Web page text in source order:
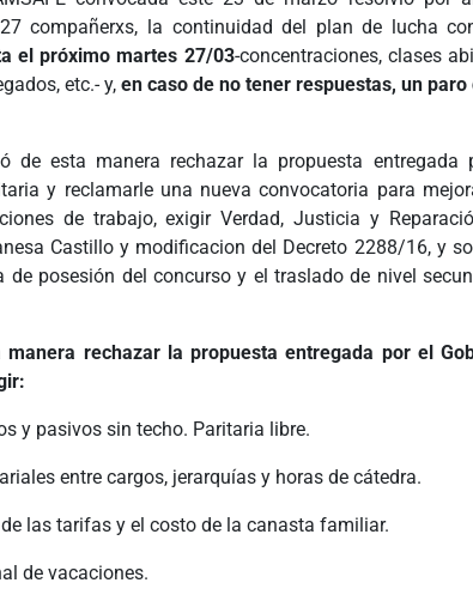
compañerxs, la continuidad del plan de lucha
el próximo martes 27/03-concentraciones, clases
etc.- y, en caso de no tener respuestas, un paro
de esta manera rechazar la propuesta entregada
y reclamarle una nueva convocatoria para
de trabajo, exigir Verdad, Justicia y
Castillo y modificacion del Decreto 2288/16, y
posesión del concurso y el traslado de nivel
rechazar la propuesta entregada por el
y pasivos sin techo. Paritaria libre.
entre cargos, jerarquías y horas de cátedra.
las tarifas y el costo de la canasta familiar.
de vacaciones.